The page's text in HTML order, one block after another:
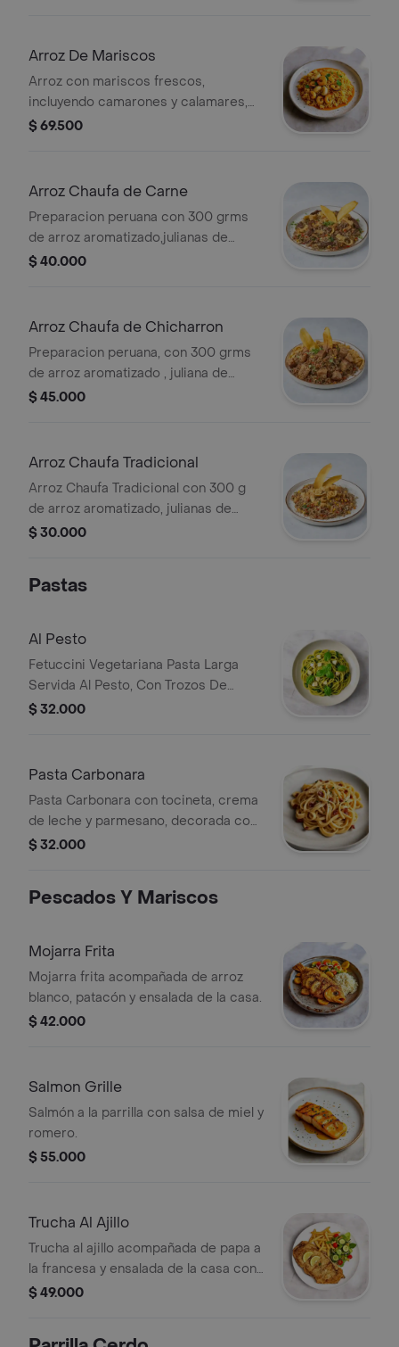
Arroz De Mariscos
Arroz con mariscos frescos,
incluyendo camarones y calamares,
sazonado con especias. Ideal para los
$ 69.500
Arroz Chaufa de Carne
Preparacion peruana con 300 grms
de arroz aromatizado,julianas de
huevo revuelto,acompañado de 150
$ 40.000
Arroz Chaufa de Chicharron
Preparacion peruana, con 300 grms
de arroz aromatizado , juliana de
huevo revuelto y 250 grms de
$ 45.000
Arroz Chaufa Tradicional
Arroz Chaufa Tradicional con 300 g
de arroz aromatizado, julianas de
huevo, maíz, pimientos y cebolla.
$ 30.000
Pastas
Al Pesto
Fetuccini Vegetariana Pasta Larga
Servida Al Pesto, Con Trozos De
Queso De Bufala
$ 32.000
Pasta Carbonara
Pasta Carbonara con tocineta, crema
de leche y parmesano, decorada con
perejil.
$ 32.000
Pescados Y Mariscos
Mojarra Frita
Mojarra frita acompañada de arroz
blanco, patacón y ensalada de la casa.
$ 42.000
Salmon Grille
Salmón a la parrilla con salsa de miel y
romero.
$ 55.000
Trucha Al Ajillo
Trucha al ajillo acompañada de papa a
la francesa y ensalada de la casa con
rodajas de limón.
$ 49.000